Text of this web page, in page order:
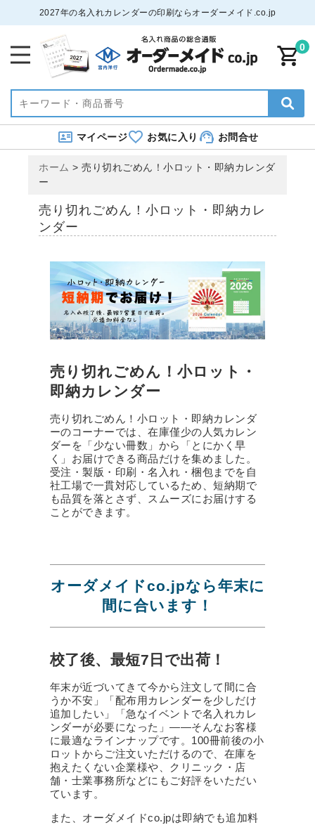
2027年の名入れカレンダーの印刷ならオーダーメイド.co.jp
0
マイページ お気に入り お問合せ
ホーム > 売り切れごめん！小ロット・即納カレンダ
ー
売り切れごめん！小ロット・即納カレ
ンダー
売り切れごめん！小ロット・
即納カレンダー
売り切れごめん！小ロット・即納カレンダ
ーのコーナーでは、在庫僅少の人気カレン
ダーを「少ない冊数」から「とにかく早
く」お届けできる商品だけを集めました。
受注・製版・印刷・名入れ・梱包までを自
社工場で一貫対応しているため、短納期で
も品質を落とさず、スムーズにお届けする
ことができます。
オーダメイドco.jpなら年末に
間に合います！
校了後、最短7日で出荷！
年末が近づいてきて今から注文して間に合
うか不安」「配布用カレンダーを少しだけ
追加したい」「急なイベントで名入れカレ
ンダーが必要になった」――そんなお客様
に最適なラインナップです。100冊前後の小
ロットからご注文いただけるので、在庫を
抱えたくない企業様や、クリニック・店
舗・士業事務所などにもご好評をいただい
ています。
また、オーダメイドco.jpは即納でも追加料